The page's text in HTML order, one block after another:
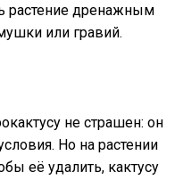
растение дренажным
или гравий.
не страшен: он
Но на растении
её удалить, кактусу